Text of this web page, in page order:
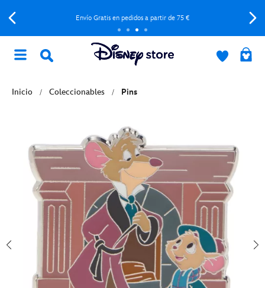
Envío Gratis en pedidos a partir de 75 €
Inicio Coleccionables Pins